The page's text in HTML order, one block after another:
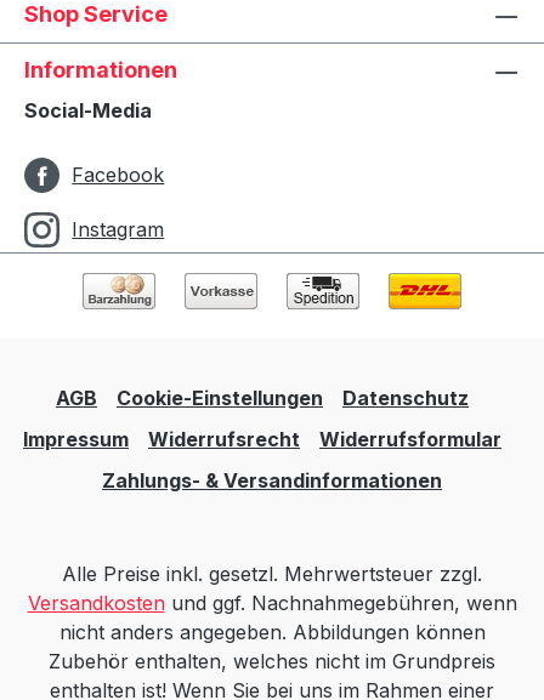
Shop Service
Informationen
Social-Media
Facebook
Instagram
AGB Cookie-Einstellungen
Datenschutz
Impressum
Widerrufsrecht
Widerrufsformular
Zahlungs- & Versandinformationen
Alle Preise inkl. gesetzl. Mehrwertsteuer zzgl.
Versandkostenund ggf. Nachnahmegebühren, wenn
nicht anders angegeben. Abbildungen können
Zubehör enthalten, welches nicht im Grundpreis
enthalten ist! Wenn Sie bei uns im Rahmen einer